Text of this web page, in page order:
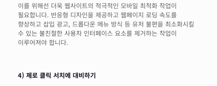
이를 위해선 더욱 웹사이트의 적극적인 모바일 최적화 작업이
필요합니다. 반응형 디자인을 제공하고 웹페이지 로딩 속도를
향상하고 삽입 광고, 드롭다운 메뉴 방식 등 유저 불편을 최소화시킬
수 있는 불친절한 사용자 인터페이스 요소를 제거하는 작업이
이루어져야 합니다.
4) 제로 클릭 서치에 대비하기